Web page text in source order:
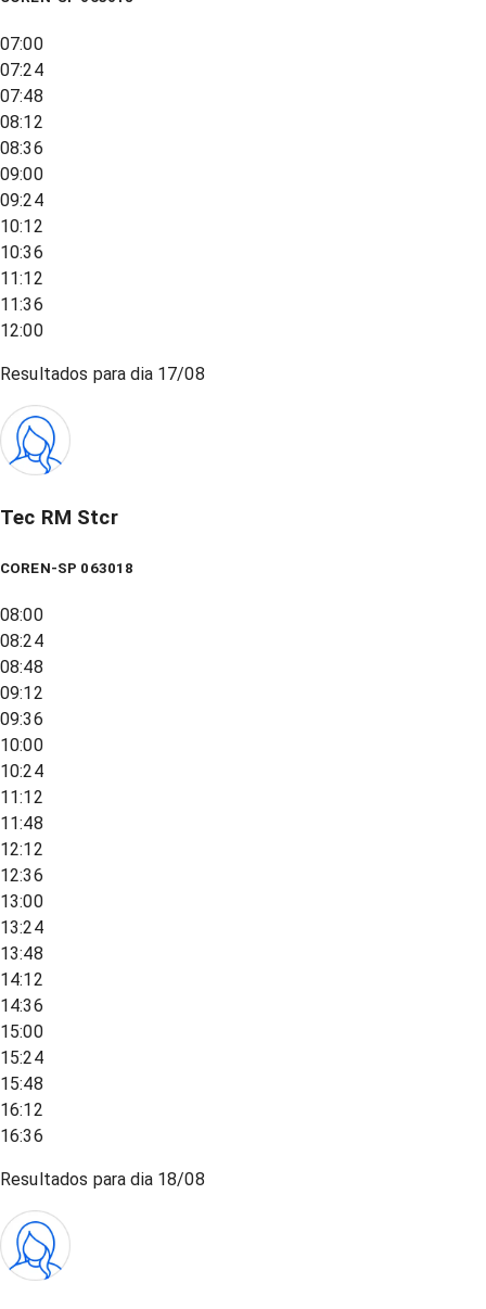
07:00
07:24
07:48
08:12
08:36
09:00
09:24
10:12
10:36
11:12
11:36
12:00
Resultados para dia 17/08
Tec RM Stcr
COREN-SP 063018
08:00
08:24
08:48
09:12
09:36
10:00
10:24
11:12
11:48
12:12
12:36
13:00
13:24
13:48
14:12
14:36
15:00
15:24
15:48
16:12
16:36
Resultados para dia 18/08